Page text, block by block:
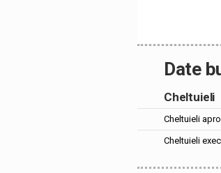
Date
Cheltuieli
Cheltuieli
Cheltuieli